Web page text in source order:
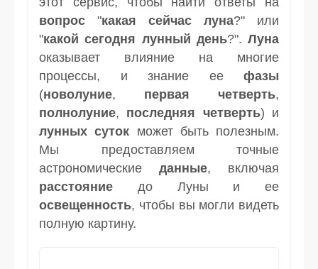
вопрос "какая сейчас луна?" или
"какой сегодня лунный день?". Луна
оказывает влияние на многие
процессы, и знание ее фазы
(новолуние, первая четверть,
полнолуние, последняя четверть) и
лунных суток может быть полезным.
Мы предоставляем точные
астрономические данные, включая
расстояние до Луны и ее
освещенность, чтобы вы могли видеть
полную картину.